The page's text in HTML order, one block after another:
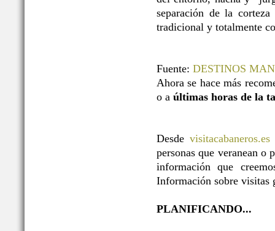
separación de la
tradicional y totalmente
Fuente: DESTINOS
Ahora se hace más
o a últimas horas de la
Desdevisitacabaneros.es
personas que veranean o
información que
Información sobre visitas
PLANIFICANDO...